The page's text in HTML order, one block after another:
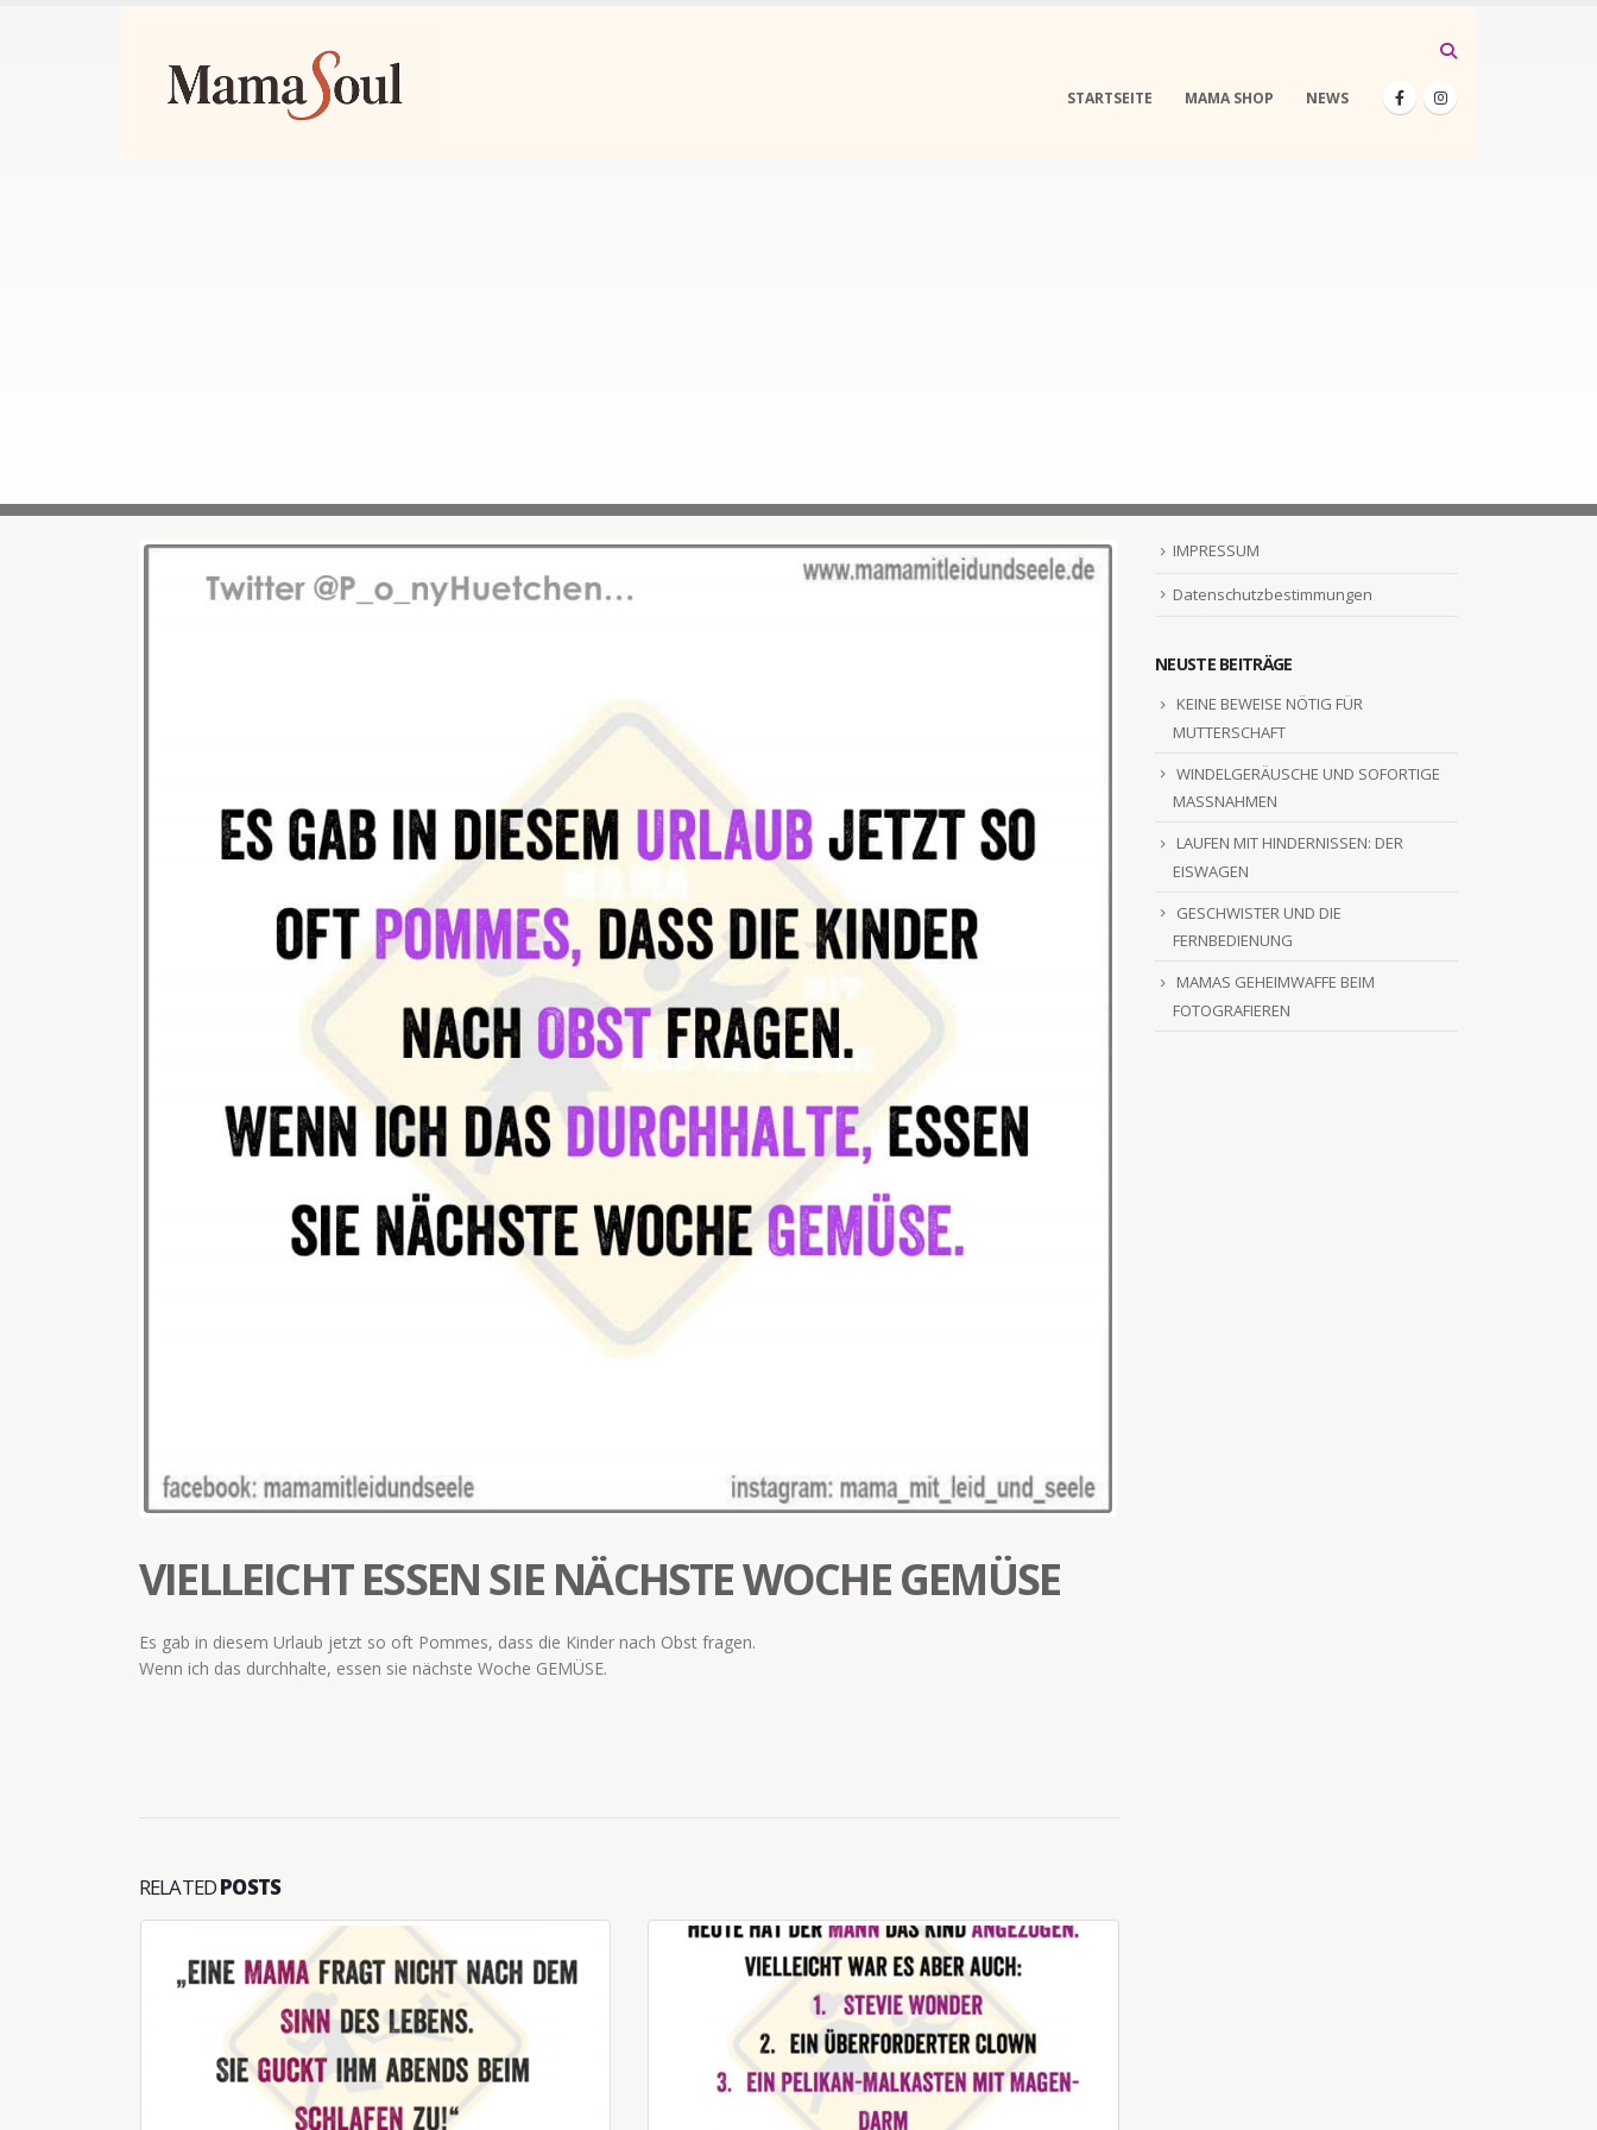
STARTSEITE MAMA SHOP NEWS
VIELLEICHT ESSEN SIE NÄCHSTE WOCHE GEMÜSE
Es gab in diesem Urlaub jetzt so oft Pommes, dass die Kinder nach Obst fragen.
Wenn ich das durchhalte, essen sie nächste Woche GEMÜSE.
RELATEDPOSTS
IMPRESSUM
Datenschutzbestimmungen
NEUSTE BEITRÄGE
KEINE BEWEISE NÖTIG FÜR
MUTTERSCHAFT
WINDELGERÄUSCHE UND SOFORTIGE
MASSNAHMEN
LAUFEN MIT HINDERNISSEN: DER
EISWAGEN
GESCHWISTER UND DIE
FERNBEDIENUNG
MAMAS GEHEIMWAFFE BEIM
FOTOGRAFIEREN